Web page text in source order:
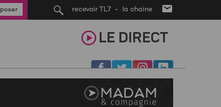
recevoir TL7 - la chaine
LE DIRECT